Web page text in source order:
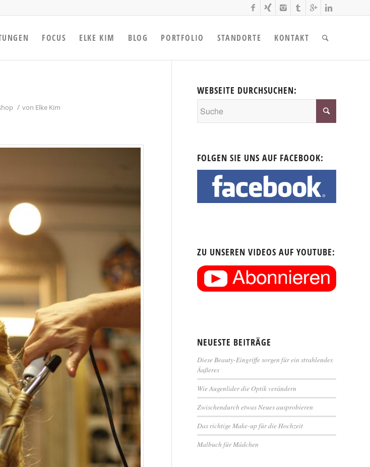
FOCUS ELKE KIM BLOG PORTFOLIO STANDORTE KONTAKT
/ von Elke Kim
WEBSEITE DURCHSUCHEN:
FOLGEN SIE UNS AUF FACEBOOK:
ZU UNSEREN VIDEOS AUF YOUTUBE:
NEUESTE BEITRÄGE
Diese Beauty-Eingriffe sorgen für ein strahlendes
Äußeres
Wie Augenlider die Optik verändern
Zwischendurch etwas Neues ausprobieren
Das richtige Make-up für die Hochzeit
Malbuch für Mädchen